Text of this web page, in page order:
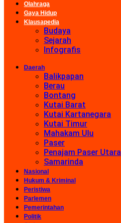
Olahraga
Gaya Hidup
Klausapedia
Budaya
Sejarah
Infografis
Daerah
Balikpapan
Berau
Bontang
Kutai Barat
Kutai Kartanegara
Kutai Timur
Mahakam Ulu
Paser
Penajam Paser Utara
Samarinda
Nasional
Hukum & Kriminal
Peristiwa
Parlemen
Pemerintahan
Politik